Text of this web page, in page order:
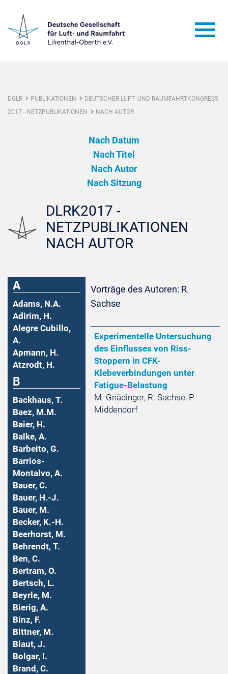
DGLR PUBLIKATIONEN
DEUTSCHER LUFT- UND RAUMFAHRTKONGRESS
2017 - NETZPUBLIKATIONEN
NACH AUTOR
Nach Datum
Nach Titel
Nach Autor
Nach Sitzung
DLRK2017 -
NETZPUBLIKATIONEN
NACH AUTOR
A
Adams, N.A.
Adirim, H.
Alegre Cubillo,
A.
Apmann, H.
Atzrodt, H.
B
Backhaus, T.
Baez, M.M.
Baier, H.
Balke, A.
Barbeito, G.
Barrios-
Montalvo, A.
Bauer, C.
Bauer, H.-J.
Bauer, M.
Becker, K.-H.
Beerhorst, M.
Behrendt, T.
Ben, C.
Bertram, O.
Bertsch, L.
Beyrle, M.
Bierig, A.
Binz, F.
Bittner, M.
Blaut, J.
Bolgar, I.
Brand, C.
Vorträge des Autoren: R.
Sachse
Experimentelle Untersuchung
des Einflusses von Riss-
Stoppern in CFK-
Klebeverbindungen unter
Fatigue-Belastung
M. Gnädinger, R. Sachse, P.
Middendorf